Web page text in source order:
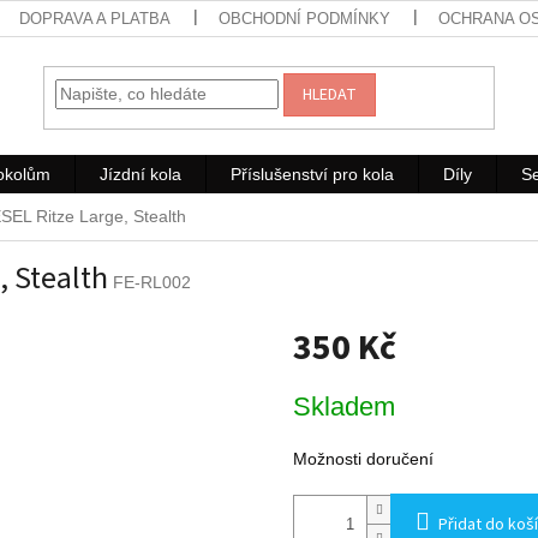
DOPRAVA A PLATBA OBCHODNÍ PODMÍNKY OCHRANA
HLEDAT
Jízdní kola Příslušenství pro kola Díly
Ritze Large, Stealth
Stealth FE-RL002
350 Kč
cena:
Skladem
Možnosti doručení
Přidat do